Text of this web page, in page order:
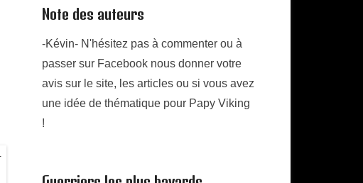
Note des auteurs
-Kévin- N'hésitez pas à commenter ou à
passer sur Facebook nous donner votre
avis sur le site, les articles ou si vous avez
une idée de thématique pour Papy Viking
!